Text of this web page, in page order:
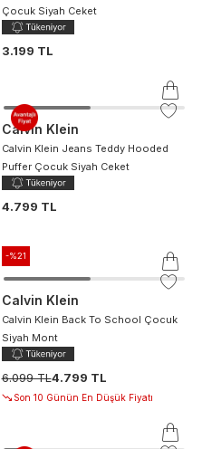
Çocuk Siyah Ceket
3.199 TL
Calvin Klein
Calvin Klein Jeans Teddy Hooded
Puffer Çocuk Siyah Ceket
4.799 TL
-%21
Calvin Klein
Calvin Klein Back To School Çocuk
Siyah Mont
6.099 TL4.799 TL
Son 10 Günün En Düşük Fiyatı